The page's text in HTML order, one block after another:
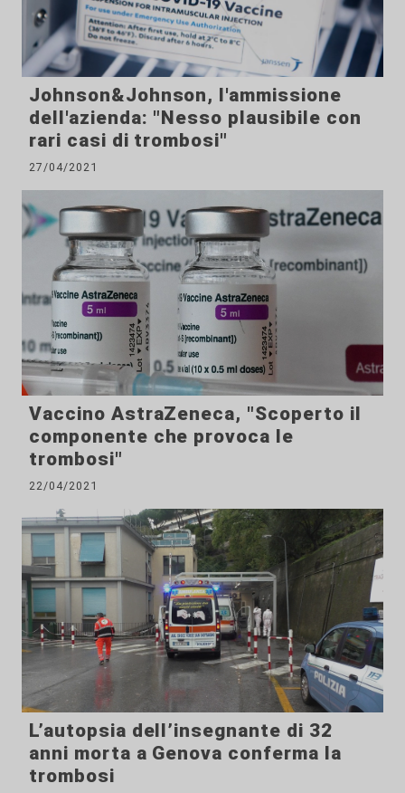
Johnson&Johnson, l'ammissione
dell'azienda: "Nesso plausibile con
rari casi di trombosi"
27/04/2021
Vaccino AstraZeneca, "Scoperto il
componente che provoca le
trombosi"
22/04/2021
L’autopsia dell’insegnante di 32
anni morta a Genova conferma la
trombosi